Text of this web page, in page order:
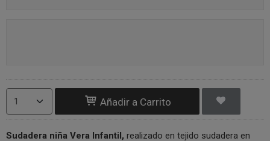
Añadir a Carrito
Sudadera niña Vera Infantil, realizado en tejido sudadera en